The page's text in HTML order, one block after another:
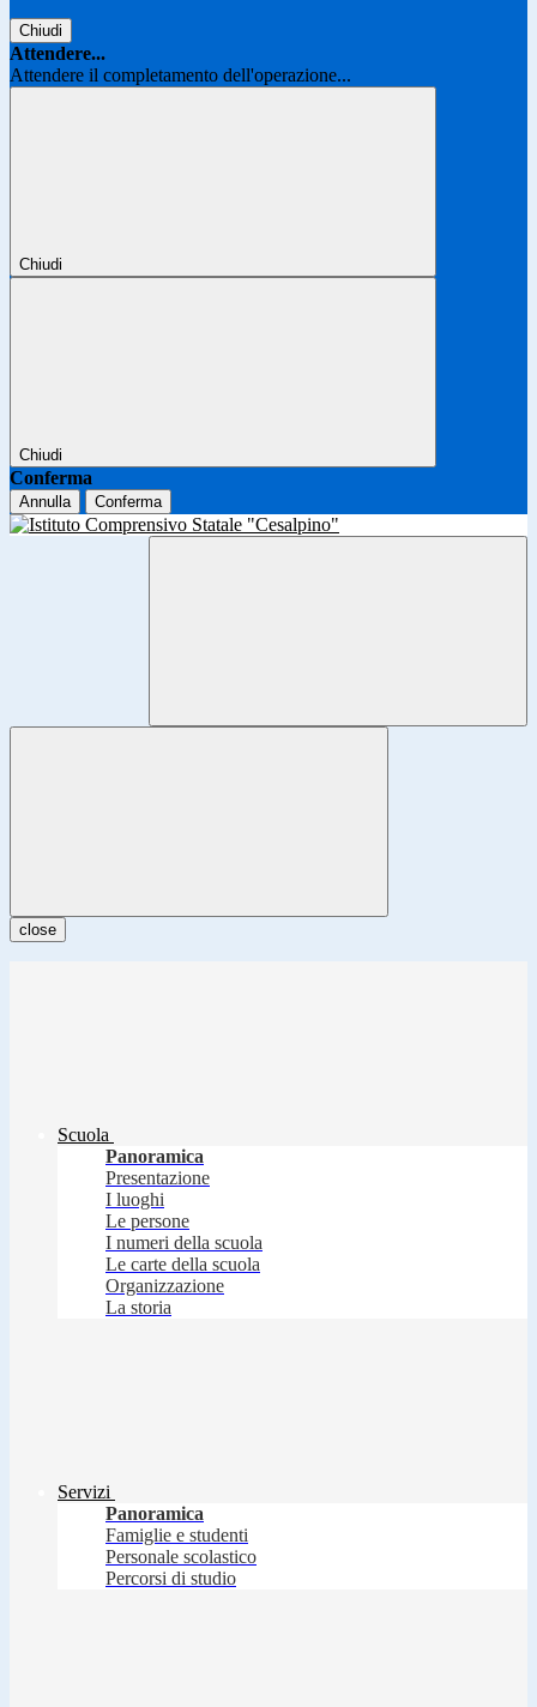
Chiudi
Attendere...
Attendere il completamento dell'operazione...
Chiudi
Chiudi
Conferma
Annulla Conferma
close
Scuola
Panoramica
Presentazione
I luoghi
Le persone
I numeri della scuola
Le carte della scuola
Organizzazione
La storia
Servizi
Panoramica
Famiglie e studenti
Personale scolastico
Percorsi di studio